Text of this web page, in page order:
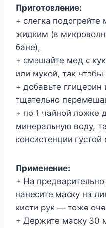
Приготовление:
+ слегка подогрейте
жидким (в
бане),
+ смешайте мед с
или мукой, так
+ добавьте глицерин
тщательно
+ по 1 чайной ложке
минеральную воду,
консистенции
Применение:
+ На
нанесите маску на
кисти рук — тоже
+ Держите маску 30